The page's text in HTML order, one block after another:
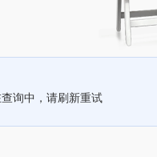
询中，请刷新重试